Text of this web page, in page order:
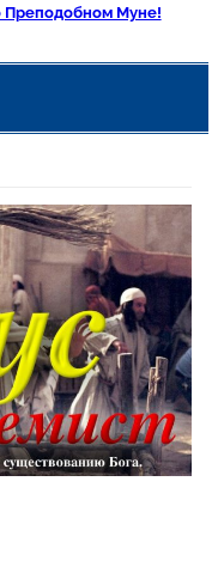
Преподобном Муне!